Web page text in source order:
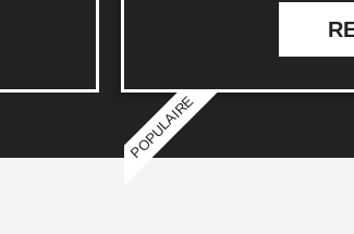
POPULAIRE